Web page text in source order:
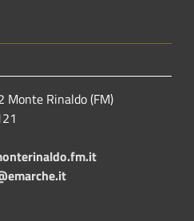
Monte Rinaldo (FM)